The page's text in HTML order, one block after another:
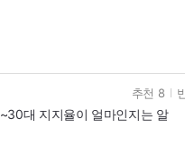
대 지지율이 얼마인지는 알
추천 8